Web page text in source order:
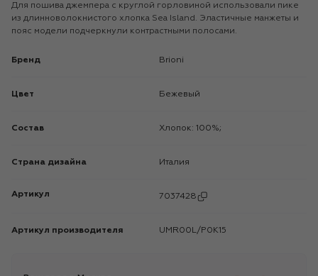
Для пошива джемпера с круглой горловиной использовали пике
из длинноволокнистого хлопка Sea Island. Эластичные манжеты и
пояс модели подчеркнули контрастными полосами.
Бренд Brioni
Цвет Бежевый
Состав Хлопок: 100%;
Страна дизайна Италия
Артикул 7037428
Артикул производителя UMR00L/P0K15